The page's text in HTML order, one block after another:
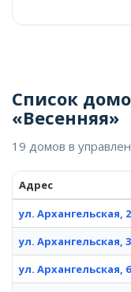
Список
«Весенняя»
19 домов в
Адрес
ул. Архангельская,
ул. Архангельская,
ул. Архангельская,